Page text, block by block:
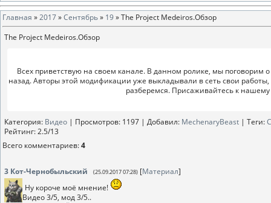
Главная »2017»Сентябрь» 19» The Project Medeiros.Обзор
The Project Medeiros.Обзор
Всех приветствую на своем канале. В данном ролике, мы
назад. Авторы этой модификации уже выкладывали в сеть свои
разберемся. Присаживайтесь к
Категория: Видео | Просмотров: 1197 | Добавил: MechenaryBeast | Теги:
Рейтинг:2.5/13
Всего комментариев:4
3 Кот-Чернобыльский (25.09.2017 07:28) [Материал]
Ну короче моё мнение!
Видео 3/5, мод 3/5..